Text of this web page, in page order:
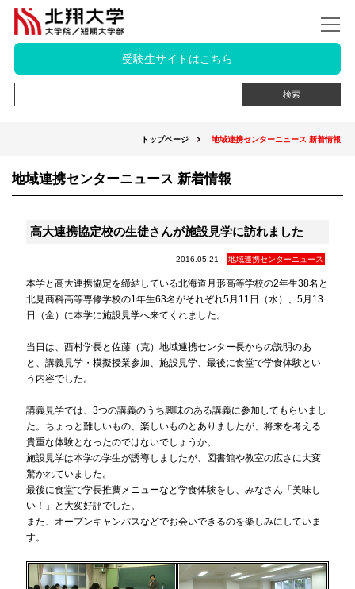
受験生サイトはこちら
トップページ 地域連携センターニュース 新着情報
地域連携センターニュース 新着情報
高大連携協定校の生徒さんが施設見学に訪れました
2016.05.21 地域連携センターニュース
本学と高大連携協定を締結している北海道月形高等学校の2年生38名と
北見商科高等専修学校の1年生63名がそれぞれ5月11日（水）、5月13
日（金）に本学に施設見学へ来てくれました。
当日は、西村学長と佐藤（克）地域連携センター長からの説明のあ
と、講義見学・模擬授業参加、施設見学、最後に食堂で学食体験とい
う内容でした。
講義見学では、3つの講義のうち興味のある講義に参加してもらいまし
た。ちょっと難しいもの、楽しいものとありましたが、将来を考える
貴重な体験となったのではないでしょうか。
施設見学は本学の学生が誘導しましたが、図書館や教室の広さに大変
驚かれていました。
最後に食堂で学長推薦メニューなど学食体験をし、みなさん「美味し
い！」と大変好評でした。
また、オープンキャンパスなどでお会いできるのを楽しみにしていま
す。